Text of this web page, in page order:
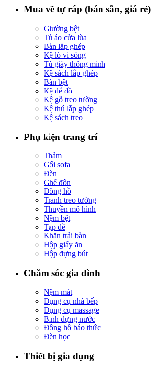
Mua về tự ráp (bán sẵn, giá rẻ)
Giường bệt
Tủ áo cửa lùa
Bàn lắp ghép
Kệ lò vi sóng
Tủ giày thông minh
Kệ sách lắp ghép
Bàn bệt
Kệ để đồ
Kệ gỗ treo tường
Kệ thú lắp ghép
Kệ sách treo
Phụ kiện trang trí
Thảm
Gối sofa
Đèn
Ghế đôn
Đồng hồ
Tranh treo tường
Thuyền mô hình
Nệm bệt
Tạp dề
Khăn trải bàn
Hộp giấy ăn
Hộp đựng bút
Chăm sóc gia đình
Nệm mát
Dụng cụ nhà bếp
Dụng cụ massage
Bình đựng nước
Đồng hồ báo thức
Đèn học
Thiết bị gia dụng